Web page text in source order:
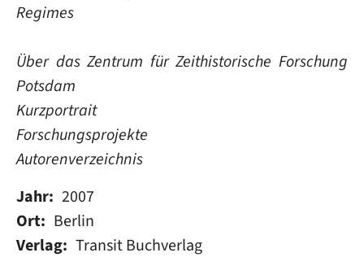
Regimes
Über das Zentrum für Zeithistorische Forschung
Potsdam
Kurzportrait
Forschungsprojekte
Autorenverzeichnis
Jahr 2007
Ort
Berlin
Verlag Transit Buchverlag